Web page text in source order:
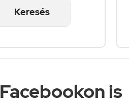
Keresés
Facebookon is